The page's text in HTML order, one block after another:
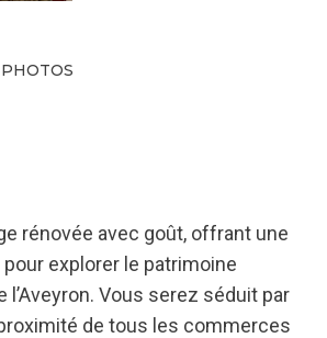
rénovée avec goût, offrant une
explorer le patrimoine
l’Aveyron. Vous serez séduit par
de tous les commerces